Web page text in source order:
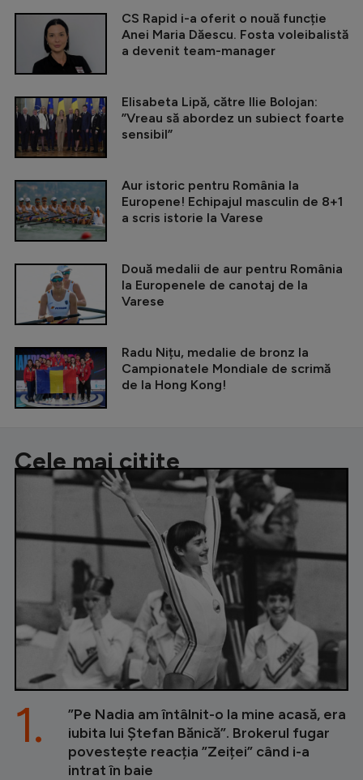
CS Rapid i-a oferit o nouă funcție
Anei Maria Dăescu. Fosta voleibalistă
a devenit team-manager
Elisabeta Lipă, către Ilie Bolojan:
”Vreau să abordez un subiect foarte
sensibil”
Aur istoric pentru România la
Europene! Echipajul masculin de 8+1
a scris istorie la Varese
Două medalii de aur pentru România
la Europenele de canotaj de la
Varese
Radu Nițu, medalie de bronz la
Campionatele Mondiale de scrimă
de la Hong Kong!
Cele mai citite
”Pe Nadia am întâlnit-o la mine acasă, era
iubita lui Ștefan Bănică”. Brokerul fugar
povestește reacția ”Zeiței” când i-a
intrat în baie
1.